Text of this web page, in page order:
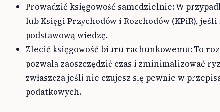
Prowadzić księgowość samodzielnie: W
lub Księgi Przychodów i Rozchodów (KPiR), jeśli
podstawową wiedzę.
Zlecić księgowość biuru rachunkowemu: To
pozwala zaoszczędzić czas i zminimalizować
zwłaszcza jeśli nie czujesz się pewnie w
podatkowych.